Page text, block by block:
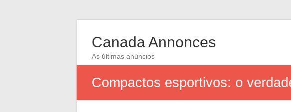
Canada Annonces
As últimas anúncios
Compactos esportivos: o